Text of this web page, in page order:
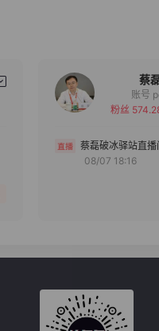
蔡
粉丝
蔡磊破冰驿站直
08/07 18:16